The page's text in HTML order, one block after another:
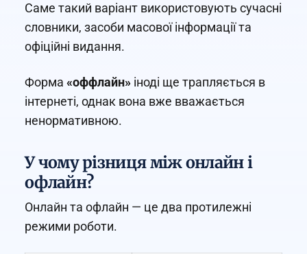
Саме такий варіант використовують сучасні
словники, засоби масової інформації та
офіційні видання.
Форма «оффлайн» іноді ще трапляється в
інтернеті, однак вона вже вважається
ненормативною.
У чому різниця між онлайн і
офлайн?
Онлайн та офлайн — це два протилежні
режими роботи.